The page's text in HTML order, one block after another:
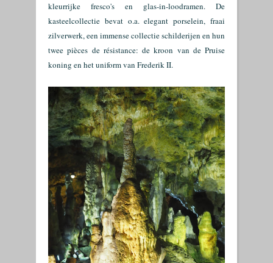
kleurrijke fresco's en glas-in-loodramen. De
kasteelcollectie bevat o.a. elegant porselein, fraai
zilverwerk, een immense collectie schilderijen en hun
twee pièces de résistance: de kroon van de Pruise
koning en het uniform van Frederik II.